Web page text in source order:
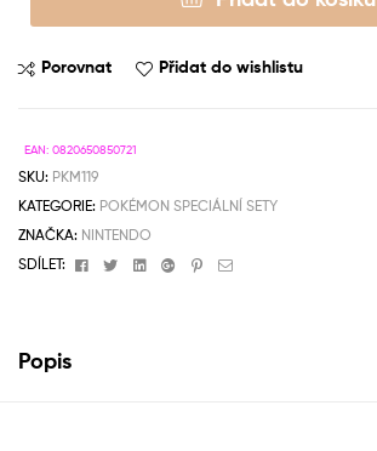
Porovnat Přidat do wishlistu
EAN: 0820650850721
SKU: PKM119
KATEGORIE: POKÉMON SPECIÁLNÍ SETY
ZNAČKA: NINTENDO
SDÍLET:
FacebookTwitterLinkedinGoogle+Pinterest
Email
Popis